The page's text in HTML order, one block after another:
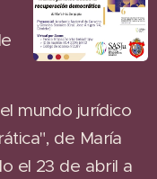
mundo jurídico
de María
el 23 de abril a